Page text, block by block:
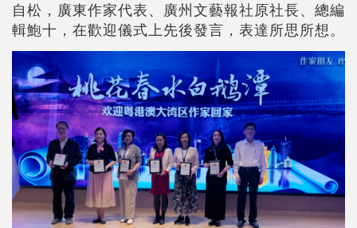
自松，廣東作家代表、廣州文藝報社原社長、總編
輯鮑十，在歡迎儀式上先後發言，表達所思所想。